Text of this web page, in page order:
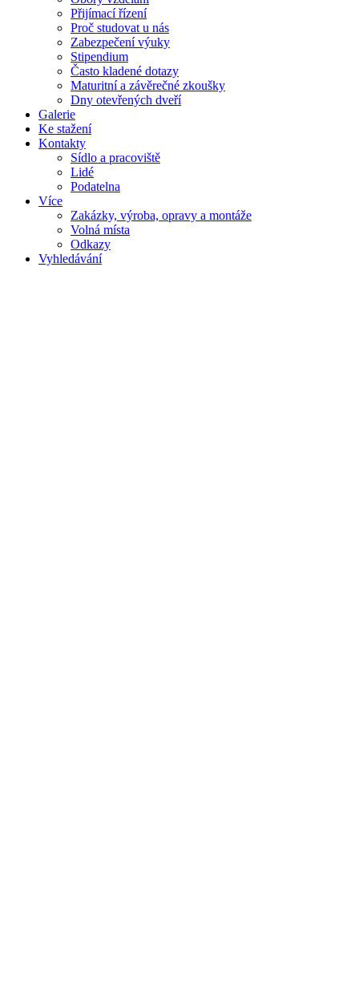
Přijímací řízení
Proč studovat u nás
Zabezpečení výuky
Stipendium
Často kladené dotazy
Maturitní a závěrečné zkoušky
Dny otevřených dveří
Galerie
Ke stažení
Kontakty
Sídlo a pracoviště
Lidé
Podatelna
Více
Zakázky, výroba, opravy a montáže
Volná místa
Odkazy
Vyhledávání